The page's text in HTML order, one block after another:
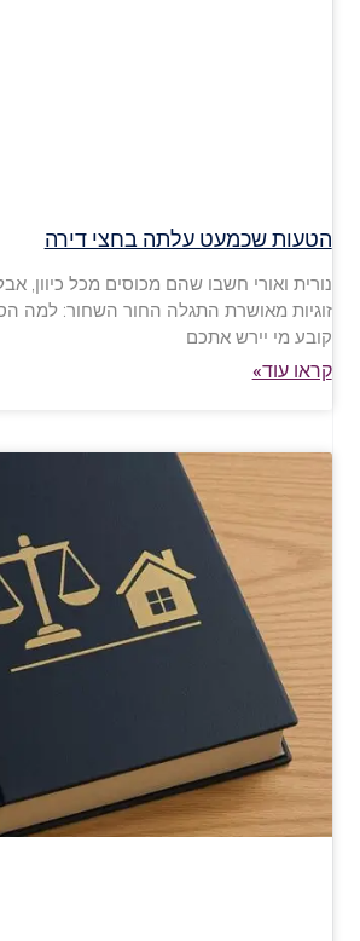
הטעות שכמעט עלתה בחצי דירה
נורית ואורי חשבו שהם מכוסים מכל כיוון,
זוגיות מאושרת התגלה החור השחור: למה
קובע מי יירש אתכם
קראו עוד»